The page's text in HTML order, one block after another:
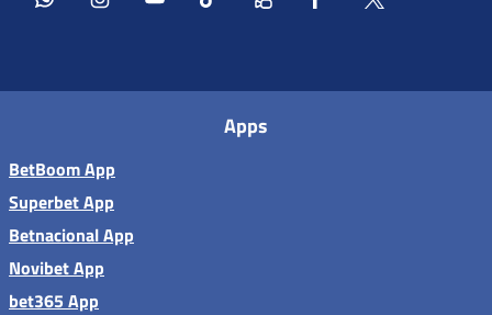
Apps
BetBoom App
Superbet App
Betnacional App
Novibet App
bet365 App